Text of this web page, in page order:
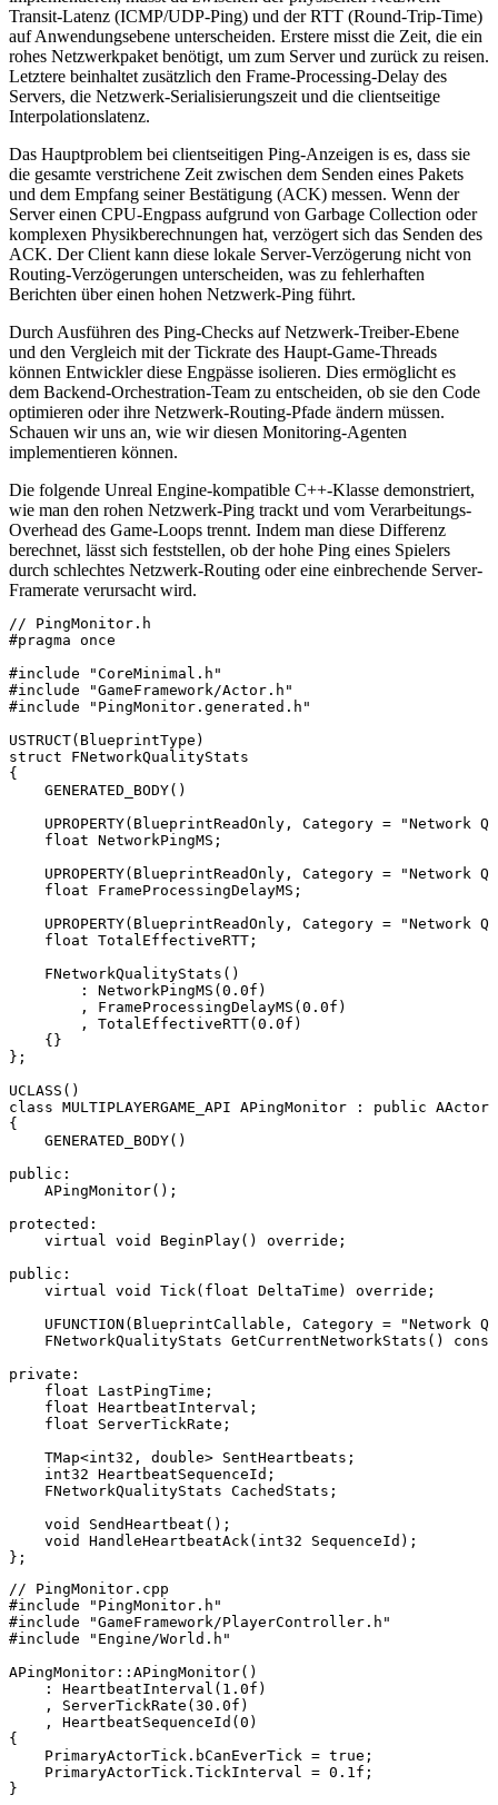
Transit-Latenz (ICMP/UDP-Ping) und der RTT (Round-Trip-Time)
auf Anwendungsebene unterscheiden. Erstere misst die Zeit, die ein
rohes Netzwerkpaket benötigt, um zum Server und zurück zu reisen.
Letztere beinhaltet zusätzlich den Frame-Processing-Delay des
Servers, die Netzwerk-Serialisierungszeit und die clientseitige
Interpolationslatenz.
Das Hauptproblem bei clientseitigen Ping-Anzeigen is es, dass sie
die gesamte verstrichene Zeit zwischen dem Senden eines Pakets
und dem Empfang seiner Bestätigung (ACK) messen. Wenn der
Server einen CPU-Engpass aufgrund von Garbage Collection oder
komplexen Physikberechnungen hat, verzögert sich das Senden des
ACK. Der Client kann diese lokale Server-Verzögerung nicht von
Routing-Verzögerungen unterscheiden, was zu fehlerhaften
Berichten über einen hohen Netzwerk-Ping führt.
Durch Ausführen des Ping-Checks auf Netzwerk-Treiber-Ebene
und den Vergleich mit der Tickrate des Haupt-Game-Threads
können Entwickler diese Engpässe isolieren. Dies ermöglicht es
dem Backend-Orchestration-Team zu entscheiden, ob sie den Code
optimieren oder ihre Netzwerk-Routing-Pfade ändern müssen.
Schauen wir uns an, wie wir diesen Monitoring-Agenten
implementieren können.
Die folgende Unreal Engine-kompatible C++-Klasse demonstriert,
wie man den rohen Netzwerk-Ping trackt und vom Verarbeitungs-
Overhead des Game-Loops trennt. Indem man diese Differenz
berechnet, lässt sich feststellen, ob der hohe Ping eines Spielers
durch schlechtes Netzwerk-Routing oder eine einbrechende Server-
Framerate verursacht wird.
// PingMonitor.h
#pragma once
#include "CoreMinimal.h"
#include "GameFramework/Actor.h"
#include "PingMonitor.generated.h"
USTRUCT(BlueprintType)
struct FNetworkQualityStats
{
    GENERATED_BODY()
UPROPERTY(BlueprintReadOnly, Category = "Network
    float NetworkPingMS;
UPROPERTY(BlueprintReadOnly, Category = "Network
    float FrameProcessingDelayMS;
UPROPERTY(BlueprintReadOnly, Category = "Network
    float TotalEffectiveRTT;
    FNetworkQualityStats()
        : NetworkPingMS(0.0f)
        , FrameProcessingDelayMS(0.0f)
        , TotalEffectiveRTT(0.0f)
    {}
};
UCLASS()
class MULTIPLAYERGAME_API APingMonitor : public AActor
{
    GENERATED_BODY()
public:
    APingMonitor();
protected:
    virtual void BeginPlay() override;
public:
    virtual void Tick(float DeltaTime) override;
UFUNCTION(BlueprintCallable, Category = "Network
FNetworkQualityStats GetCurrentNetworkStats()
private:
    float LastPingTime;
    float HeartbeatInterval;
    float ServerTickRate;
    TMap<int32, double> SentHeartbeats;
    int32 HeartbeatSequenceId;
    FNetworkQualityStats CachedStats;
    void SendHeartbeat();
    void HandleHeartbeatAck(int32 SequenceId);
// PingMonitor.cpp
#include "PingMonitor.h"
#include "GameFramework/PlayerController.h"
#include "Engine/World.h"
APingMonitor::APingMonitor()
    : HeartbeatInterval(1.0f)
    , ServerTickRate(30.0f)
    , HeartbeatSequenceId(0)
{
    PrimaryActorTick.bCanEverTick = true;
    PrimaryActorTick.TickInterval = 0.1f;
}